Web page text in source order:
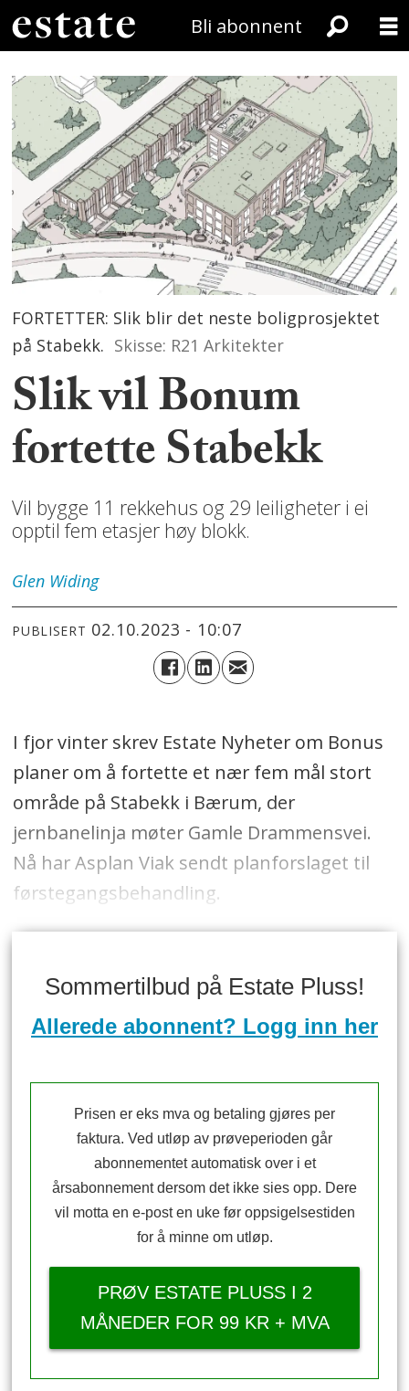
Bli abonnent
FORTETTER: Slik blir det neste boligprosjektet
på Stabekk. Skisse: R21 Arkitekter
Slik vil Bonum
fortette Stabekk
Vil bygge 11 rekkehus og 29 leiligheter i ei
opptil fem etasjer høy blokk.
Glen Widing
PUBLISERT 02.10.2023 - 10:07
I fjor vinter skrev Estate Nyheter om Bonus
planer om å fortette et nær fem mål stort
område på Stabekk i Bærum, der
jernbanelinja møter Gamle Drammensvei.
Nå har Asplan Viak sendt planforslaget til
førstegangsbehandling.
Sommertilbud på Estate Pluss!
Allerede abonnent? Logg inn her
Prisen er eks mva og betaling gjøres per
faktura. Ved utløp av prøveperioden går
abonnementet automatisk over i et
årsabonnement dersom det ikke sies opp. Dere
vil motta en e-post en uke før oppsigelsestiden
for å minne om utløp.
PRØV ESTATE PLUSS I 2
MÅNEDER FOR 99 KR + MVA